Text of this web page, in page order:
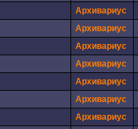
Архивариус
Архивариус
Архивариус
Архивариус
Архивариус
Архивариус
Архивариус